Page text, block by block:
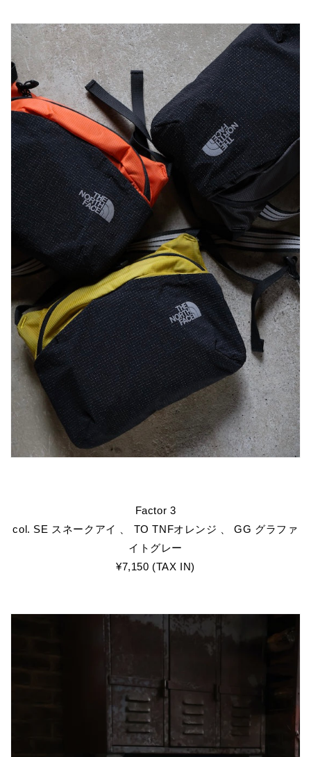
Factor 3
col. SE スネークアイ 、 TO TNFオレンジ 、 GG グラファ
イトグレー
¥7,150 (TAX IN)